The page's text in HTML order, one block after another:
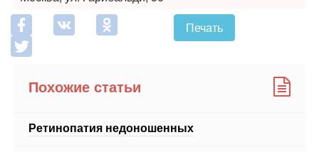
Печать
Похожие статьи
Ретинопатия недоношенных